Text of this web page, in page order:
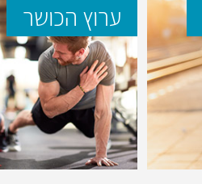
ערוץ הכושר